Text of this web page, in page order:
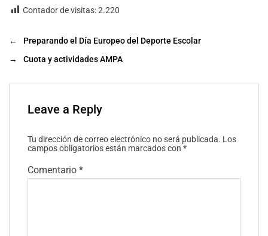
Contador de visitas:2.220
←
Preparando el Día Europeo del Deporte Escolar
→
Cuota y actividades AMPA
Leave a Reply
Tu dirección de correo electrónico no será publicada. Los
campos obligatorios están marcados con *
Comentario *